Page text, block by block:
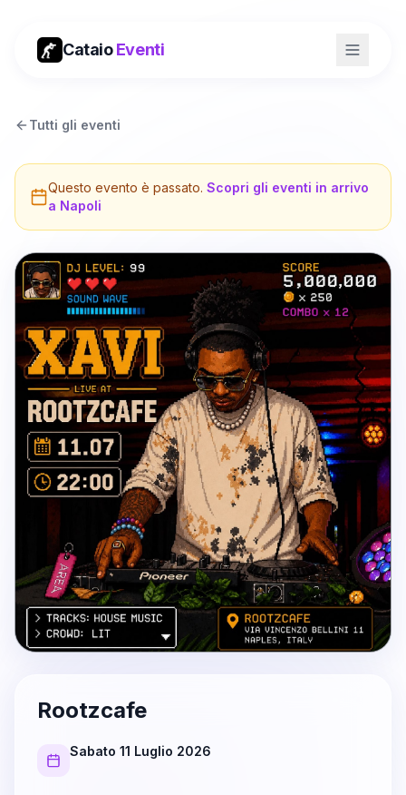
CataioEventi
Tutti gli eventi
Questo evento è passato. Scopri gli eventi in arrivo
a Napoli
Rootzcafe
Sabato 11 Luglio 2026